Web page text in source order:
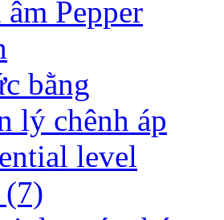
âm Pepper
bằng
lý chênh áp
level
(7)